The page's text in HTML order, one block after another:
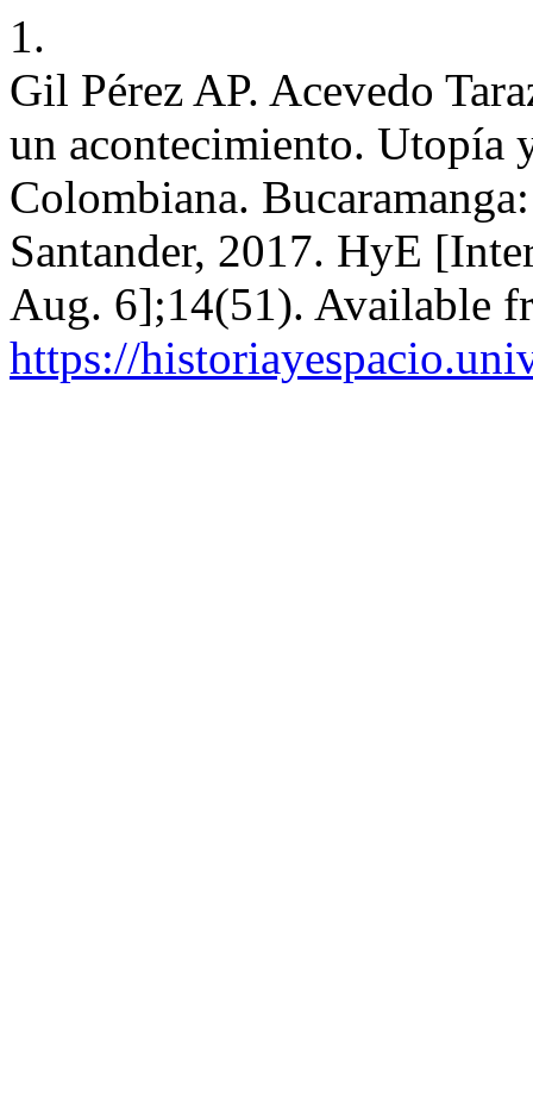
1.
Gil Pérez AP. Acevedo
un acontecimiento. Utopía
Colombiana.
Santander, 2017. HyE
Aug. 6];14(51). Available
https://